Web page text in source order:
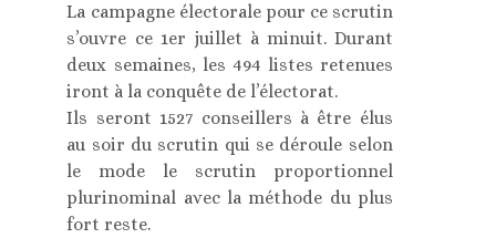
La campagne électorale pour ce scrutin
s’ouvre ce 1er juillet à minuit. Durant
deux semaines, les 494 listes retenues
iront à la conquête de l’électorat.
Ils seront 1527 conseillers à être élus
au soir du scrutin qui se déroule selon
le mode le scrutin proportionnel
plurinominal avec la méthode du plus
fort reste.